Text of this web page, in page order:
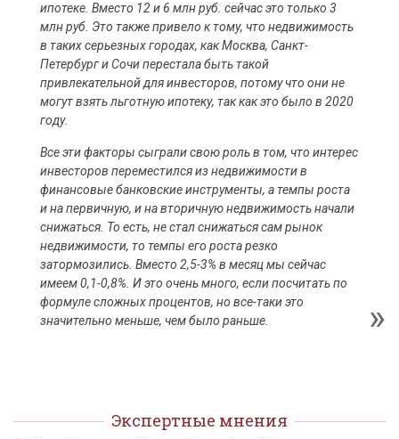
ипотеке. Вместо 12 и 6 млн руб. сейчас это только 3
млн руб. Это также привело к тому, что недвижимость
в таких серьезных городах, как Москва, Санкт-
Петербург и Сочи перестала быть такой
привлекательной для инвесторов, потому что они не
могут взять льготную ипотеку, так как это было в 2020
году.
Все эти факторы сыграли свою роль в том, что интерес
инвесторов переместился из недвижимости в
финансовые банковские инструменты, а темпы роста
и на первичную, и на вторичную недвижимость начали
снижаться. То есть, не стал снижаться сам рынок
недвижимости, то темпы его роста резко
затормозились. Вместо 2,5-3% в месяц мы сейчас
имеем 0,1-0,8%. И это очень много, если посчитать по
формуле сложных процентов, но все-таки это
значительно меньше, чем было раньше.
Экспертные мнения